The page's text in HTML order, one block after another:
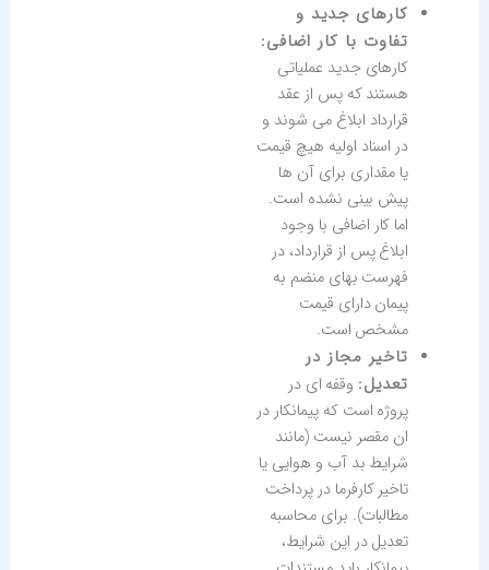
کارهای جدید و
تفاوت با کار اضافی:
کارهای جدید عملیاتی
هستند که پس از عقد
قرارداد ابلاغ می شوند و
در اسناد اولیه هیچ قیمت
یا مقداری برای آن ها
پیش بینی نشده است.
اما کار اضافی با وجود
ابلاغ پس از قرارداد، در
فهرست بهای منضم به
پیمان دارای قیمت
مشخص است.
تاخیر مجاز در
تعدیل: وقفه ای در
پروژه است که پیمانکار در
ان مقصر نیست (مانند
شرایط بد آب و هوایی یا
تاخیر کارفرما در پرداخت
مطالبات). برای محاسبه
تعدیل در این شرایط،